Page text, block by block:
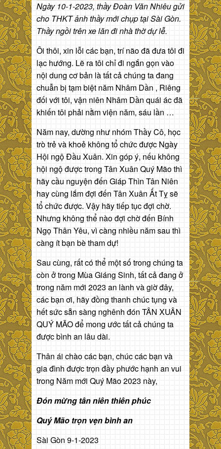
Ngày 10-1-2023, thầy Đoàn Văn Nhiêu gửi
cho THKT ảnh thầy mới chụp tại Sài Gòn.
Thầy ngồi trên xe lăn đi nhà thờ dự lễ.
Ôi thôi, xin lỗi các bạn, trí não đã đưa tôi đi
lạc hướng. Lẽ ra tôi chỉ đi ngắn gọn vào
nội dung cơ bản là tất cả chúng ta đang
chuẫn bị tạm biệt năm Nhâm Dần , Riêng
đối với tôi, vận niên Nhâm Dần quái ác đã
khiến tôi phải nằm viện năm, sáu lần …
Năm nay, dường như nhóm Thầy Cô, học
trò trẻ và khoẻ không tổ chức được Ngày
Hội ngộ Đầu Xuân. Xin góp ý, nếu không
hội ngộ được trong Tân Xuân Quý Mão thì
hãy cầu nguyện đến Giáp Thìn Tân Niên
hay cùng lắm đợi đến Tân Xuân Ất Tỵ sẽ
tổ chức được. Vậy hãy tiếp tục đợi chờ.
Nhưng không thể nào đợi chờ đến Bính
Ngọ Thân Yêu, vì càng nhiều năm sau thì
càng ít bạn bè tham dự!
Sau cùng, rất có thể một số trong chúng ta
còn ở trong Mùa Giáng Sinh, tất cả đang ở
trong năm mới 2023 an lành và giờ đây,
các bạn ơi, hãy đồng thanh chúc tụng và
hết sức sẵn sàng nghênh đón TÂN XUÂN
QUÝ MÃO để mong ước tất cả chúng ta
được bình an lâu dài.
Thân ái chào các bạn, chúc các bạn và
gia đình được trọn đầy phước hạnh an vui
trong Năm mới Quý Mão 2023 này,
Đón mừng tân niên thiên phúc
Quý Mão trọn vẹn bình an
Sài Gòn 9-1-2023